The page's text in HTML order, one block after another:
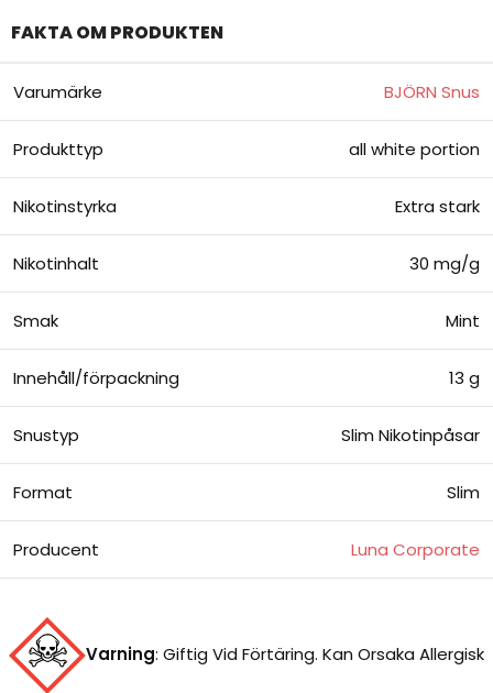
FAKTA OM PRODUKTEN
Varumärke BJÖRN Snus
Produkttyp all white portion
Nikotinstyrka Extra stark
Nikotinhalt 30 mg/g
Smak Mint
Innehåll/förpackning 13 g
Snustyp Slim Nikotinpåsar
Format Slim
Producent Luna Corporate
Varning: Giftig Vid Förtäring. Kan Orsaka Allergisk